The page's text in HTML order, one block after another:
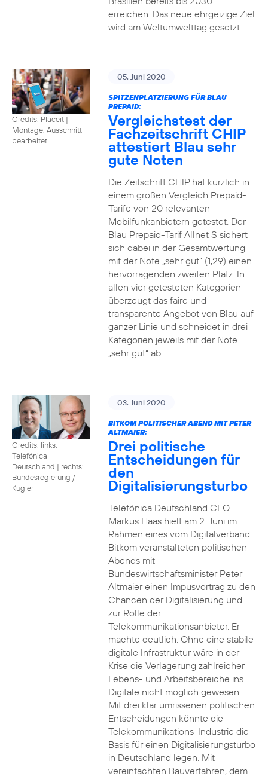
erreichen. Das neue ehrgeizige Ziel
wird am Weltumwelttag gesetzt.
Credits: Placeit |
Montage, Ausschnitt
bearbeitet
05. Juni 2020
SPITZENPLATZIERUNG FÜR BLAU
PREPAID:
Vergleichstest der
Fachzeitschrift CHIP
attestiert Blau sehr
gute Noten
Die Zeitschrift CHIP hat kürzlich in
einem großen Vergleich Prepaid-
Tarife von 20 relevanten
Mobilfunkanbietern getestet. Der
Blau Prepaid-Tarif Allnet S sichert
sich dabei in der Gesamtwertung
mit der Note „sehr gut“ (1,29) einen
hervorragenden zweiten Platz. In
allen vier getesteten Kategorien
überzeugt das faire und
transparente Angebot von Blau auf
ganzer Linie und schneidet in drei
Kategorien jeweils mit der Note
„sehr gut“ ab.
Credits: links:
Telefónica
Deutschland | rechts:
Bundesregierung /
Kugler
03. Juni 2020
BITKOM POLITISCHER ABEND MIT PETER
ALTMAIER:
Drei politische
Entscheidungen für
den
Digitalisierungsturbo
Telefónica Deutschland CEO
Markus Haas hielt am 2. Juni im
Rahmen eines vom Digitalverband
Bitkom veranstalteten politischen
Abends mit
Bundeswirtschaftsminister Peter
Altmaier einen Impusvortrag zu den
Chancen der Digitalisierung und
zur Rolle der
Telekommunikationsanbieter. Er
machte deutlich: Ohne eine stabile
digitale Infrastruktur wäre in der
Krise die Verlagerung zahlreicher
Lebens- und Arbeitsbereiche ins
Digitale nicht möglich gewesen.
Mit drei klar umrissenen politischen
Entscheidungen könnte die
Telekommunikations-Industrie die
Basis für einen Digitalisierungsturbo
in Deutschland legen. Mit
vereinfachten Bauverfahren, dem